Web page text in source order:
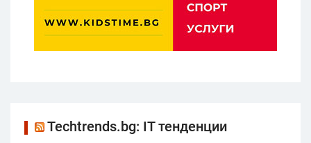
Techtrends.bg: IT тенденции